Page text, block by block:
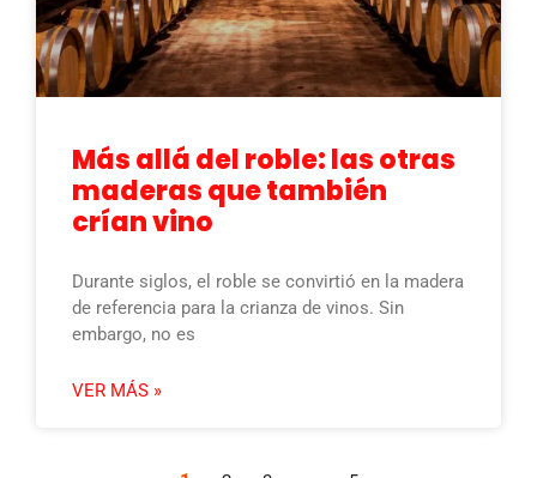
Más allá del roble: las otras
maderas que también
crían vino
Durante siglos, el roble se convirtió en la madera
de referencia para la crianza de vinos. Sin
embargo, no es
VER MÁS »